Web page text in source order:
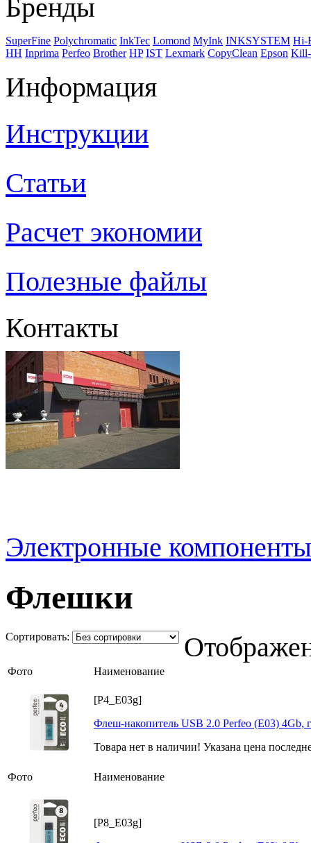
Бренды
SuperFine Polychromatic InkTec Lomond MyInk INKSYSTEM Hi-
НН Inprima Perfeo Brother HP IST Lexmark CopyClean Epson
Информация
Инструкции
Статьи
Расчет экономии
Полезные файлы
Контакты
Электронные компоненты
Флешки
Cортировать:
Фото Наименование
[P4_E03g]
Флеш-накопитель USB 2.0 Perfeo (E03) 4Gb,
Товара нет в наличии! Указана цена
Фото Наименование
[P8_E03g]